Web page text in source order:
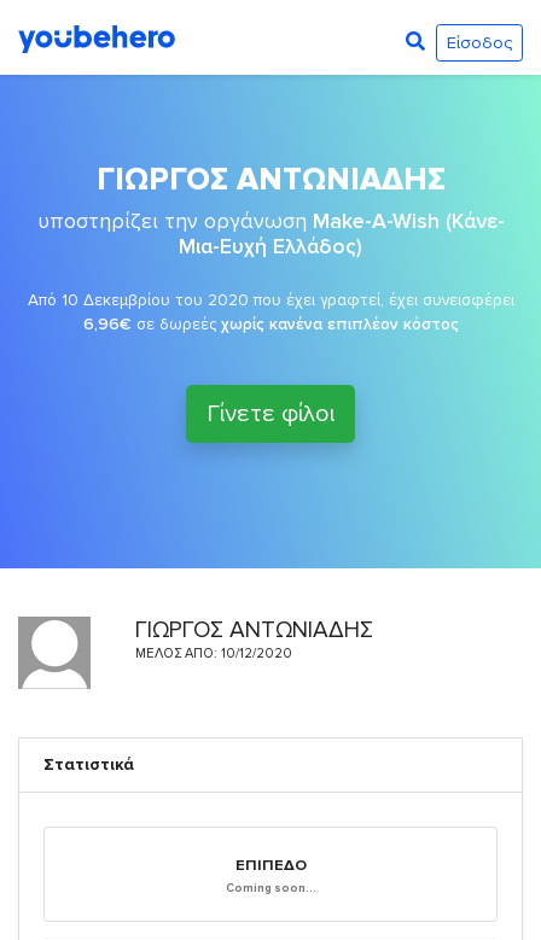
Είσοδος
ΓΙΩΡΓΟΣ ΑΝΤΩΝΙΑΔΗΣ
υποστηρίζει την οργάνωση Make-A-Wish (Κάνε-
Μια-Ευχή Ελλάδος)
Από 10 Δεκεμβρίου του 2020 που έχει γραφτεί, έχει συνεισφέρει
6,96€ σε δωρεές χωρίς κανένα επιπλέον κόστος
Γίνετε φίλοι
ΓΙΩΡΓΟΣ ΑΝΤΩΝΙΑΔΗΣ
ΜΈΛΟΣ ΑΠΌ: 10/12/2020
Στατιστικά
ΕΠΊΠΕΔΟ
Coming soon...